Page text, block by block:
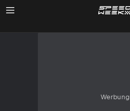
Werbung